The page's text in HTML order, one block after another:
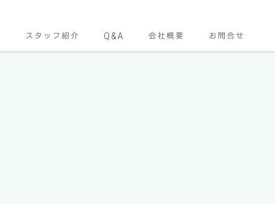
スタッフ紹介 Q&A 会社概要 お問合せ